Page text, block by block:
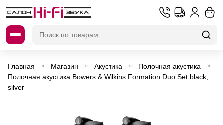
Главная » Магазин » Акустика » Полочная акустика »
Полочная акустика Bowers & Wilkins Formation Duo Set black,
silver